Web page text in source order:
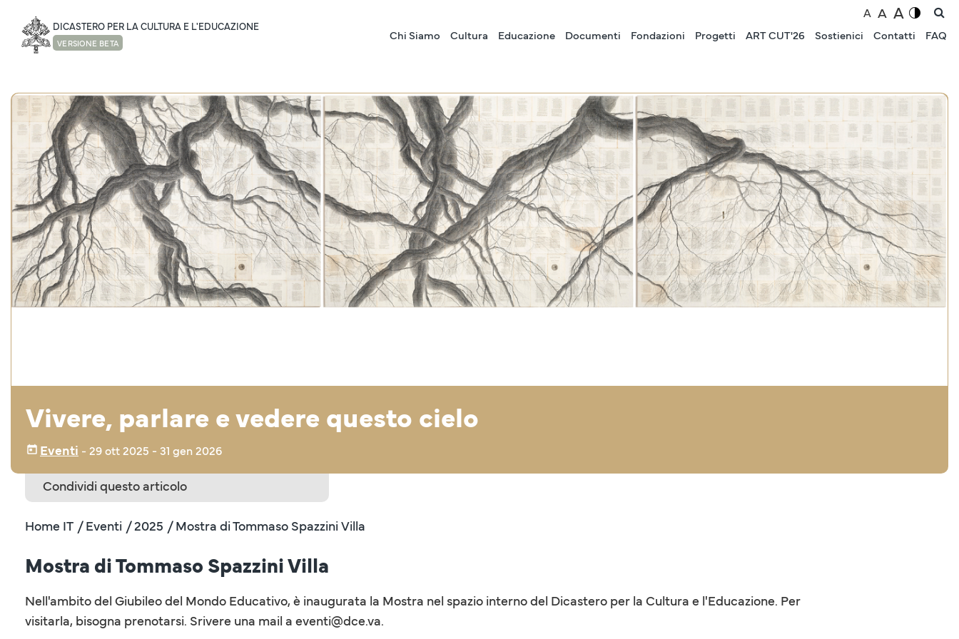
DICASTERO PER LA CULTURA E L'EDUCAZIONE
VERSIONE BETA
A A A
Chi Siamo Cultura Educazione Documenti Fondazioni Progetti ART CUT'26 Sostienici Contatti FAQ
EVENTI
Vivere, parlare e vedere questo cielo
Eventi ‒ 29 ott 2025 - 31 gen 2026
Condividi questo articolo
Home IT / Eventi / 2025 / Mostra di Tommaso Spazzini Villa
Mostra di Tommaso Spazzini Villa
Nell'ambito del Giubileo del Mondo Educativo, è inaugurata la Mostra nel spazio interno del Dicastero per la Cultura e l'Educazione. Per
visitarla, bisogna prenotarsi. Srivere una mail a eventi@dce.va.